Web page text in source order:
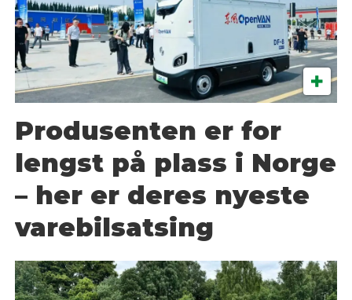
Produsenten er for
lengst på plass i Norge
– her er deres nyeste
varebilsatsing